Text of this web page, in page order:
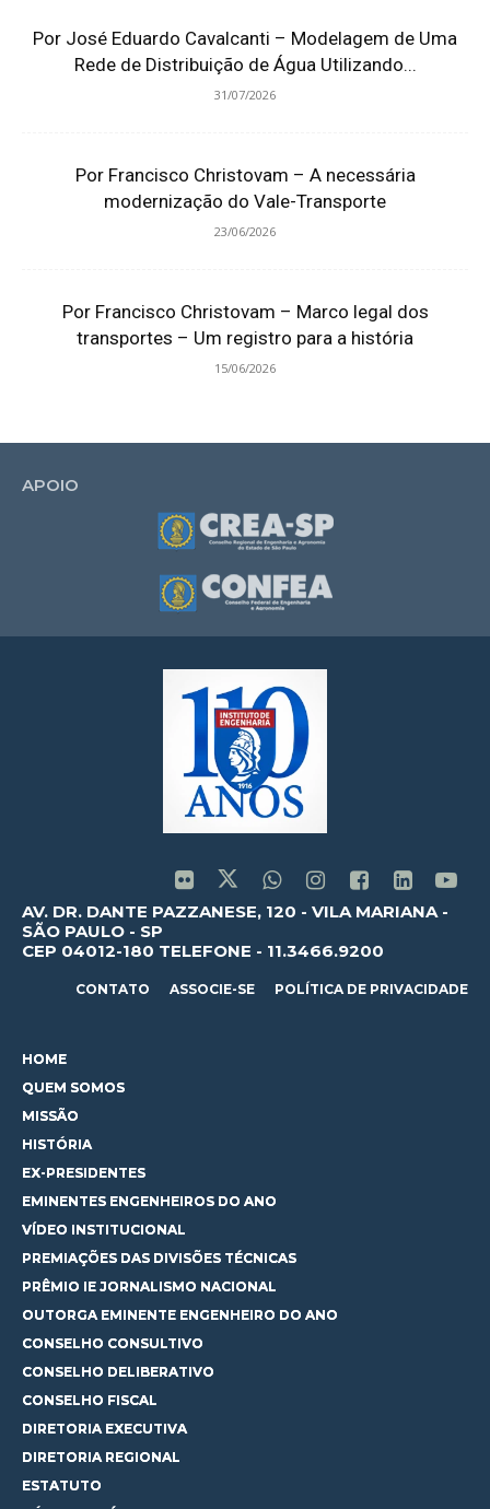
Por José Eduardo Cavalcanti – Modelagem de Uma
Rede de Distribuição de Água Utilizando...
31/07/2026
Por Francisco Christovam – A necessária
modernização do Vale-Transporte
23/06/2026
Por Francisco Christovam – Marco legal dos
transportes – Um registro para a história
15/06/2026
APOIO
AV. DR. DANTE PAZZANESE, 120 - VILA MARIANA -
SÃO PAULO - SP
CEP 04012-180 TELEFONE - 11.3466.9200
CONTATO ASSOCIE-SE POLÍTICA DE PRIVACIDADE
HOME
QUEM SOMOS
MISSÃO
HISTÓRIA
EX-PRESIDENTES
EMINENTES ENGENHEIROS DO ANO
VÍDEO INSTITUCIONAL
PREMIAÇÕES DAS DIVISÕES TÉCNICAS
PRÊMIO IE JORNALISMO NACIONAL
OUTORGA EMINENTE ENGENHEIRO DO ANO
CONSELHO CONSULTIVO
CONSELHO DELIBERATIVO
CONSELHO FISCAL
DIRETORIA EXECUTIVA
DIRETORIA REGIONAL
ESTATUTO